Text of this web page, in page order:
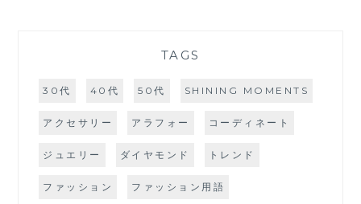
TAGS
30代 40代 50代 SHINING MOMENTS
アクセサリー アラフォー コーディネート
ジュエリー ダイヤモンド トレンド
ファッション ファッション用語